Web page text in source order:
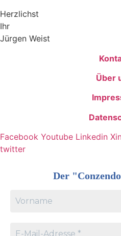
Herzlichst
Ihr
Jürgen Weist
Über
Facebook Youtube Linkedin
twitter
Der